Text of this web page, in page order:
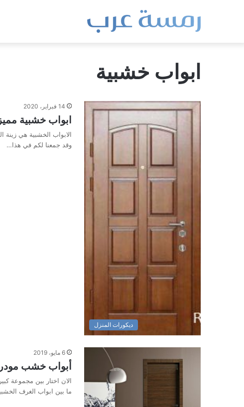
ابواب خشبية
ديكورات المنزل
14 فبراير، 2020
ابواب خشبية
الابواب الخشبية هي زينة
وقد جمعنا لكم في هذا…
6 مايو، 2019
أبواب خشب
الان اختار بين مجموعة
ما بين ابواب الغرف